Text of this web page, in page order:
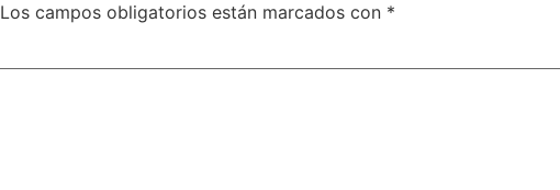
Los campos obligatorios están marcados con *